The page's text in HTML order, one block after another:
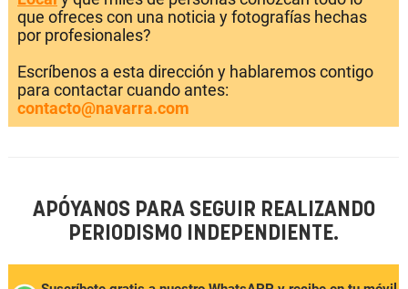
que ofreces con una noticia y fotografías hechas
por profesionales?
Escríbenos a esta dirección y hablaremos contigo
para contactar cuando antes:
contacto@navarra.com
APÓYANOS PARA SEGUIR REALIZANDO
PERIODISMO INDEPENDIENTE.